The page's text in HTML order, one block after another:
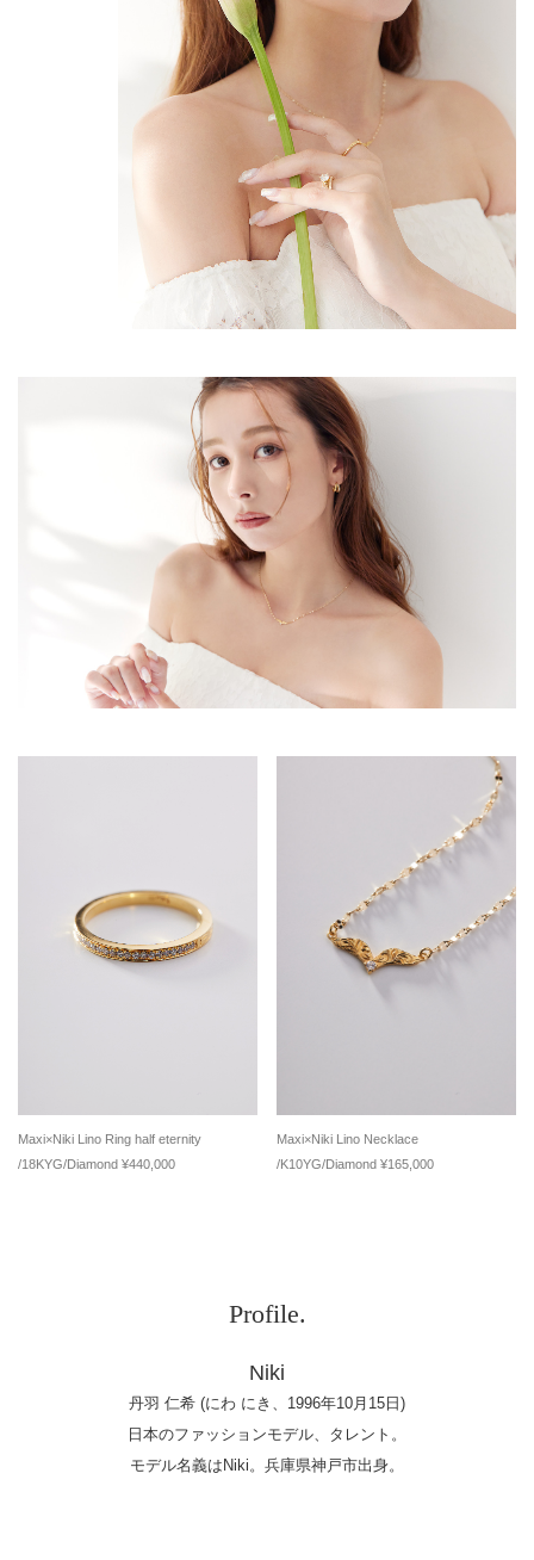
Maxi×Niki Lino Ring half eternity
/18KYG/Diamond ¥440,000
Maxi×Niki Lino Necklace
/K10YG/Diamond ¥165,000
Profile.
Niki
丹羽 仁希 (にわ にき、1996年10月15日)
日本のファッションモデル、タレント。
モデル名義はNiki。兵庫県神戸市出身。